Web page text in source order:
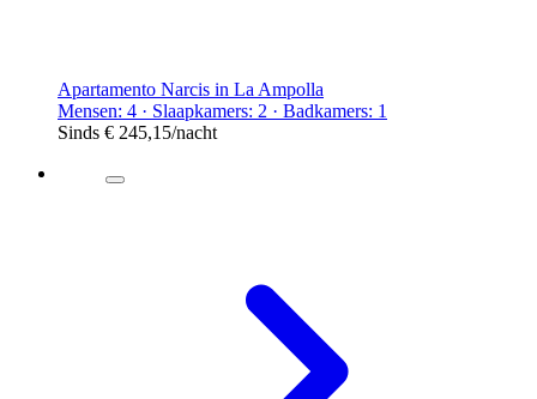
Apartamento Narcis in La Ampolla
Mensen: 4 · Slaapkamers: 2 · Badkamers: 1
Sinds € 245,15/nacht